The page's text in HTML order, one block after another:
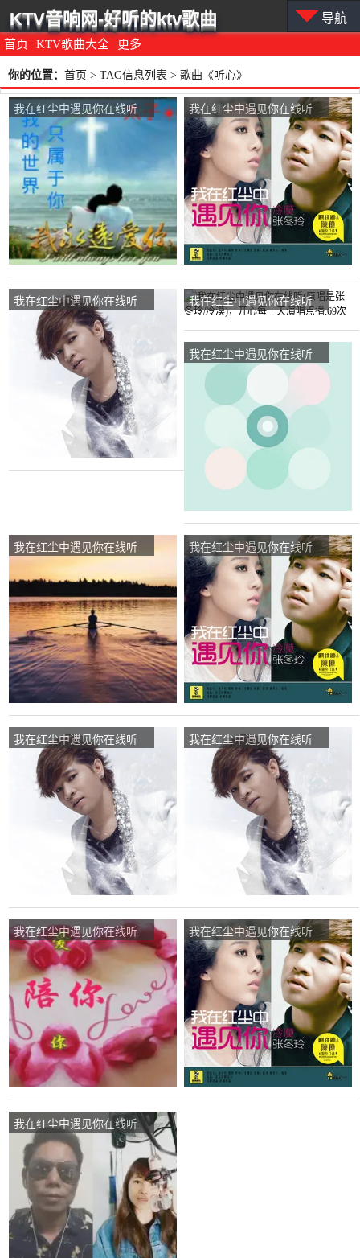
首页 KTV歌曲大全 更多
KTV音响网-好听的ktv歌曲 导航
你的位置： 首页 > TAG信息列表 > 歌曲《听心》
我在红尘中遇见你在线听
(原唱是张冬玲/冷漠)，太子
演唱点播:26次
我在红尘中遇见你在线听
(原唱是张冬玲/冷漠)，曹芹
演唱点播:31次
我在红尘中遇见你在线听
(原唱是张冬玲/冷漠)，金
星.风儿演唱点播:106次
我在红尘中遇见你在线听
(原唱是张冬玲/冷漠)，开心
每一天演唱点播:69次
我在红尘中遇见你在线听
(原唱是张冬玲/冷漠)，龍演
唱点播:159次
我在红尘中遇见你在线听
(原唱是张冬玲/冷漠)，玉杰
演唱点播:127次
我在红尘中遇见你在线听
(原唱是张冬玲/冷漠)，叶英
演唱点播:31次
我在红尘中遇见你在线听
(原唱是张冬玲/冷漠)，演唱
点播:302次
我在红尘中遇见你在线听
(原唱是张冬玲/冷漠)，君歌
（有访回复若慢，见谅）演
唱点播:42次
我在红尘中遇见你在线听
(原唱是张冬玲/冷漠)，迎客
松珍惜演唱点播:226次
我在红尘中遇见你在线听
(原唱是张冬玲/冷漠)，珠
英°演唱点播:298次
我在红尘中遇见你在线听
(原唱是张冬玲/冷漠)，老龚
来啦演唱点播:128次